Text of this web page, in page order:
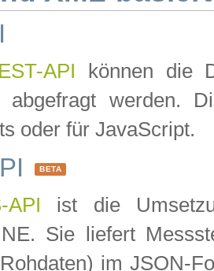
API können die
abgefragt werden.
oder für JavaScript.
BETA
API ist die
Sie liefert
im JSON-